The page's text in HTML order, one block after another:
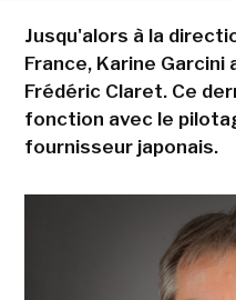
Jusqu'alors à la
France, Karine
Frédéric Claret. Ce
fonction avec le
fournisseur japonais.